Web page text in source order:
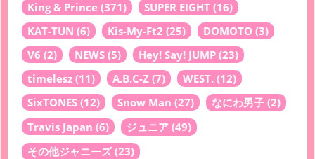
King & Prince (371) SUPER EIGHT (16)
KAT-TUN (6) Kis-My-Ft2 (25) DOMOTO (3)
V6 (2) NEWS (5) Hey! Say! JUMP (23)
timelesz (11) A.B.C-Z (7) WEST. (12)
SixTONES (12) Snow Man (27) なにわ男子 (2)
Travis Japan (6) ジュニア (49)
その他ジャニーズ(23)